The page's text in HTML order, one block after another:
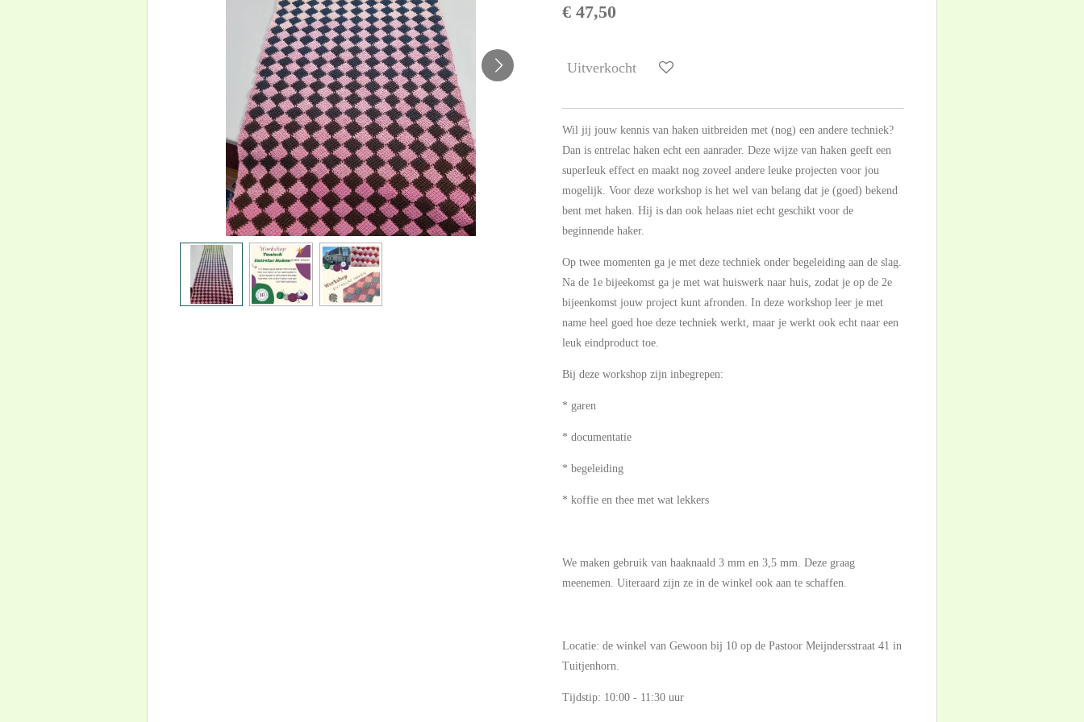
€ 47,50
Uitverkocht
Wil jij jouw kennis van haken uitbreiden met (nog) een andere techniek?
Dan is entrelac haken echt een aanrader. Deze wijze van haken geeft een
superleuk effect en maakt nog zoveel andere leuke projecten voor jou
mogelijk. Voor deze workshop is het wel van belang dat je (goed) bekend
bent met haken. Hij is dan ook helaas niet echt geschikt voor de
beginnende haker.
Op twee momenten ga je met deze techniek onder begeleiding aan de slag.
Na de 1e bijeekomst ga je met wat huiswerk naar huis, zodat je op de 2e
bijeenkomst jouw project kunt afronden. In deze workshop leer je met
name heel goed hoe deze techniek werkt, maar je werkt ook echt naar een
leuk eindproduct toe.
Bij deze workshop zijn inbegrepen:
* garen
* documentatie
* begeleiding
* koffie en thee met wat lekkers
We maken gebruik van haaknaald 3 mm en 3,5 mm. Deze graag
meenemen. Uiteraard zijn ze in de winkel ook aan te schaffen.
Locatie: de winkel van Gewoon bij 10 op de Pastoor Meijndersstraat 41 in
Tuitjenhorn.
Tijdstip: 10:00 - 11:30 uur